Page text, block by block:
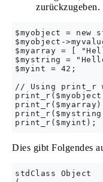
zurückzugeben.
$myobject = new
$myobject-
$myarray = [
$mystring =
$myint = 42;
// Using print_r
Dies gibt Folgendes
stdClass Object